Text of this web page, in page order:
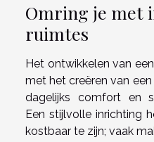
Omring je met
ruimtes
Het ontwikkelen van
met het creëren van
dagelijks comfort en
Een stijlvolle inrichting
kostbaar te zijn; vaak